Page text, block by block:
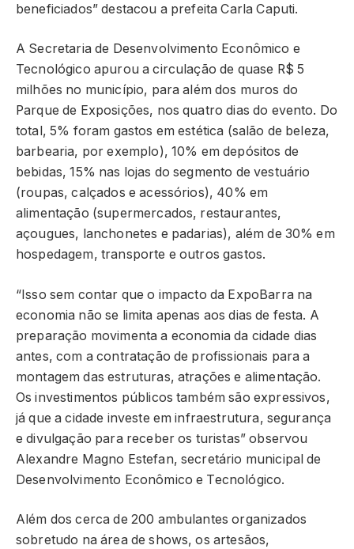
beneficiados” destacou a prefeita Carla Caputi.
A Secretaria de Desenvolvimento Econômico e
Tecnológico apurou a circulação de quase R$ 5
milhões no município, para além dos muros do
Parque de Exposições, nos quatro dias do evento. Do
total, 5% foram gastos em estética (salão de beleza,
barbearia, por exemplo), 10% em depósitos de
bebidas, 15% nas lojas do segmento de vestuário
(roupas, calçados e acessórios), 40% em
alimentação (supermercados, restaurantes,
açougues, lanchonetes e padarias), além de 30% em
hospedagem, transporte e outros gastos.
“Isso sem contar que o impacto da ExpoBarra na
economia não se limita apenas aos dias de festa. A
preparação movimenta a economia da cidade dias
antes, com a contratação de profissionais para a
montagem das estruturas, atrações e alimentação.
Os investimentos públicos também são expressivos,
já que a cidade investe em infraestrutura, segurança
e divulgação para receber os turistas” observou
Alexandre Magno Estefan, secretário municipal de
Desenvolvimento Econômico e Tecnológico.
Além dos cerca de 200 ambulantes organizados
sobretudo na área de shows, os artesãos,